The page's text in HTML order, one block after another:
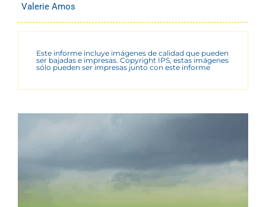
Valerie Amos
Este informe incluye imágenes de calidad que pueden
ser bajadas e impresas. Copyright IPS, estas imágenes
sólo pueden ser impresas junto con este informe